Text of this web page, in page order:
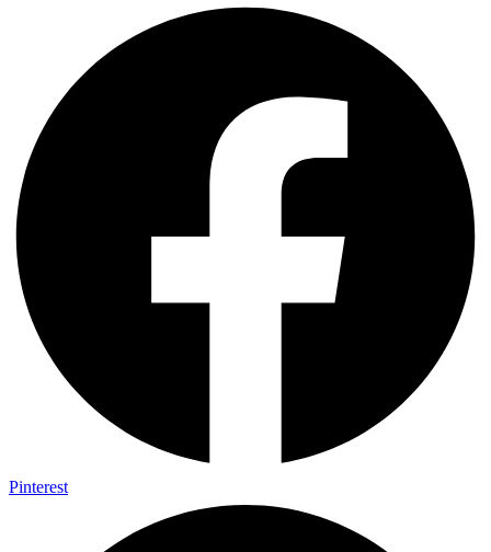
Pinterest